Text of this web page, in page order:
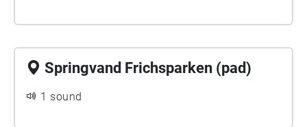
Springvand Frichsparken (pad)
1 sound